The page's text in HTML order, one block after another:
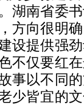
湖南省委
方向很明
设提供强
不仅要红
事以不同
少皆宜的